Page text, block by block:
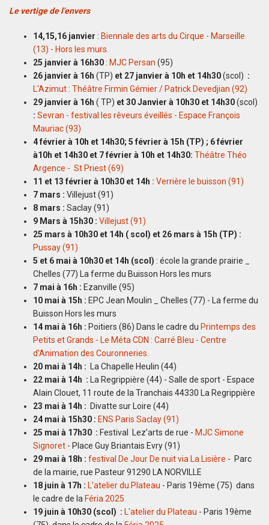
Le vertige de l'envers
14,15,16 janvier : Biennale des arts du Cirque - Marseille
(13) - Hors les murs.
25 janvier à 16h30: MJC Persan (95)
26 janvier à 16h (TP) et 27 janvier à 10h et 14h30(scol) :
L'Azimut : Théâtre Firmin Gémier / Patrick Devedjian (92)
29 janvier à 16h ( TP) et 30 Janvier à 10h30 et 14h30(scol)
: Sevran - festival les rêveurs éveillés - Espace François
Mauriac (93)
4 février à 10h et 14h30; 5 février à 15h (TP) ; 6 février
à10h et 14h30 et 7 février à 10h et 14h30: Théâtre Théo
Argence - St Priest (69)
11 et 13 février à 10h30 et 14h : Verrière le buisson (91)
7 mars : Villejust (91)
8 mars : Saclay (91)
9 Mars à 15h30 : Villejust (91)
25 mars à 10h30 et 14h ( scol) et 26 mars à 15h (TP) :
Pussay (91)
5 et 6 mai à 10h30 et 14h (scol) : école la grande prairie _
Chelles (77) La ferme du Buisson Hors les murs
7 mai à 16h : Ezanville (95)
10 mai à 15h : EPC Jean Moulin _ Chelles (77) - La ferme du
Buisson Hors les murs
14 mai à 16h : Poitiers (86) Dans le cadre du Printemps des
Petits et Grands - Le Méta CDN : Carré Bleu - Centre
d'Animation des Couronneries.
20 mai à 14h : La Chapelle Heulin (44)
22 mai à 14h : La Regrippière (44) - Salle de sport - Espace
Alain Clouet, 11 route de la Tranchais 44330 La Regrippière
23 mai à 14h : Divatte sur Loire (44)
24 mai à 15h30 : ENS Paris Saclay (91)
25 mai à 17h30 : Festival Lez’arts de rue - MJC Simone
Signoret - Place Guy Briantais Evry (91)
29 mai à 18h : festival De Jour De nuit via La Lisière - Parc
de la mairie, rue Pasteur 91290 LA NORVILLE
18 juin à 17h : L'atelier du Plateau - Paris 19ème (75) dans
le cadre de la Féria 2025
19 juin à 10h30 (scol) : L'atelier du Plateau - Paris 19ème